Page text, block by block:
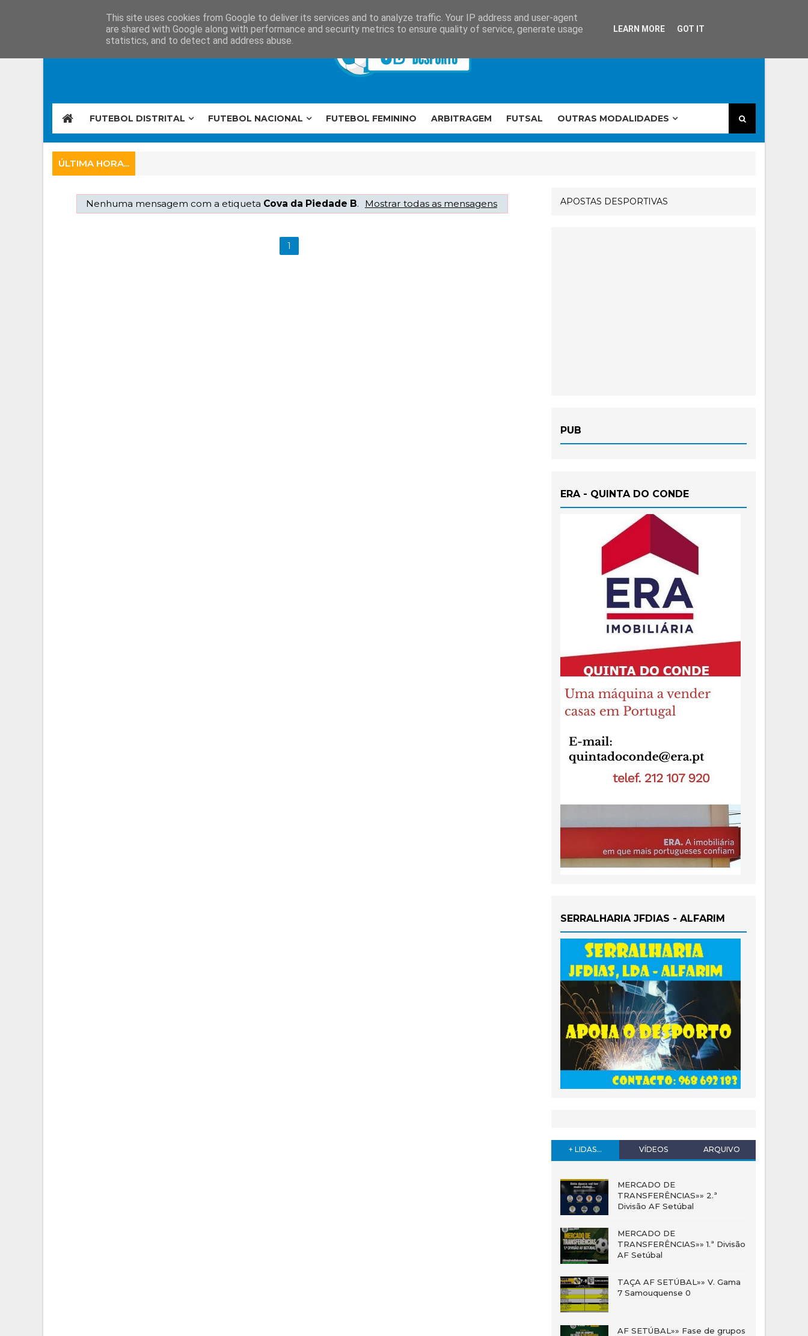
FUTEBOL DISTRITAL FUTEBOL NACIONAL FUTEBOL FEMININO ARBITRAGEM FUTSAL OUTRAS MODALIDADES
ÚLTIMA HORA...
Nenhuma mensagem com a etiqueta Cova da Piedade B. Mostrar todas as mensagens
1
APOSTAS DESPORTIVAS
PUB
ERA - QUINTA DO CONDE
SERRALHARIA JFDIAS - ALFARIM
+ LIDAS... VÍDEOS ARQUIVO
MERCADO DE
TRANSFERÊNCIAS»» 2.ª
Divisão AF Setúbal
MERCADO DE
TRANSFERÊNCIAS»» 1.ª Divisão
AF Setúbal
TAÇA AF SETÚBAL»» V. Gama
7 Samouquense 0
AF SETÚBAL»» Fase de grupos
This site uses cookies from Google to deliver its services and to analyze traffic. Your IP address and user-agent
are shared with Google along with performance and security metrics to ensure quality of service, generate usage
statistics, and to detect and address abuse.
LEARN MORE GOT IT